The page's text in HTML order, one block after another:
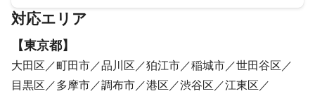
対応エリア
【東京都】
大田区 町田市 品川区 狛江市 稲城市
世田谷区
目黒区
多摩市 調布市 港区 渋谷区
江東区